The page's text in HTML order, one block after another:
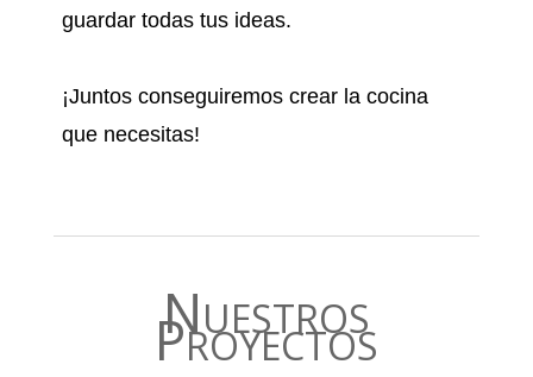
guardar todas tus ideas.
¡Juntos conseguiremos crear la cocina
que necesitas!
Nuestros
Proyectos